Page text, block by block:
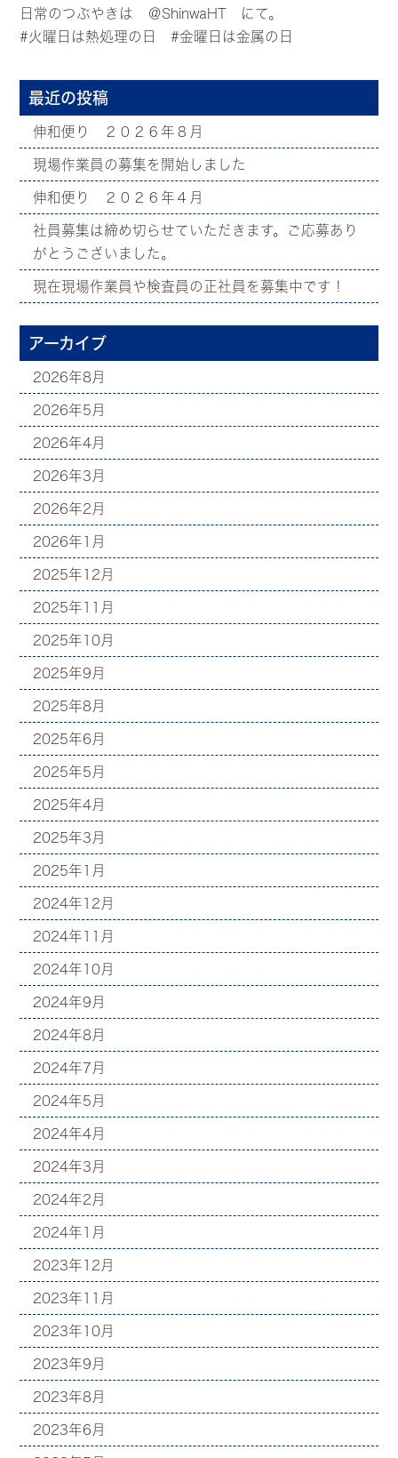
日常のつぶやきは ＠ShinwaHT にて。
#火曜日は熱処理の日 #金曜日は金属の日
最近の投稿
伸和便り ２０２６年８月
現場作業員の募集を開始しました
伸和便り ２０２６年４月
社員募集は締め切らせていただきます。ご応募あり
がとうございました。
現在現場作業員や検査員の正社員を募集中です！
アーカイブ
2026年8月
2026年5月
2026年4月
2026年3月
2026年2月
2026年1月
2025年12月
2025年11月
2025年10月
2025年9月
2025年8月
2025年6月
2025年5月
2025年4月
2025年3月
2025年1月
2024年12月
2024年11月
2024年10月
2024年9月
2024年8月
2024年7月
2024年5月
2024年4月
2024年3月
2024年2月
2024年1月
2023年12月
2023年11月
2023年10月
2023年9月
2023年8月
2023年6月